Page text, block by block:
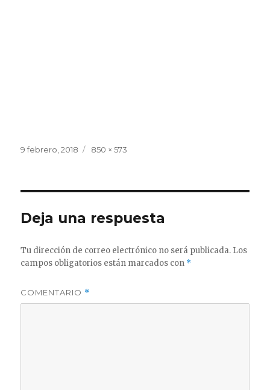
Publicado
9 febrero, 2018
Tamaño
850 × 573
Deja una respuesta
Tu dirección de correo electrónico no será publicada. Los
campos obligatorios están marcados con *
COMENTARIO *